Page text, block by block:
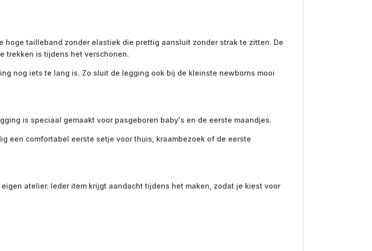
hoge tailleband zonder elastiek die prettig aansluit zonder strak te zitten. De
trekken is tijdens het verschonen.
nog iets te lang is. Zo sluit de legging ook bij de kleinste newborns mooi
is speciaal gemaakt voor pasgeboren baby's en de eerste maandjes.
een comfortabel eerste setje voor thuis, kraambezoek of de eerste
atelier. Ieder item krijgt aandacht tijdens het maken, zodat je kiest voor